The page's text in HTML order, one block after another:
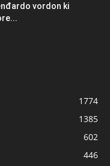
vordon ki
1774
1385
602
446